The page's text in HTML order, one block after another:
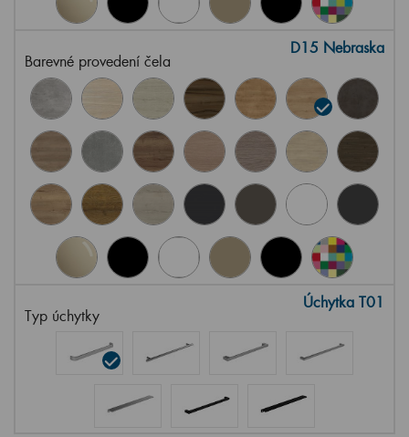
Barevné provedení čela
D15 Nebraska
Typ úchytky
Úchytka T01